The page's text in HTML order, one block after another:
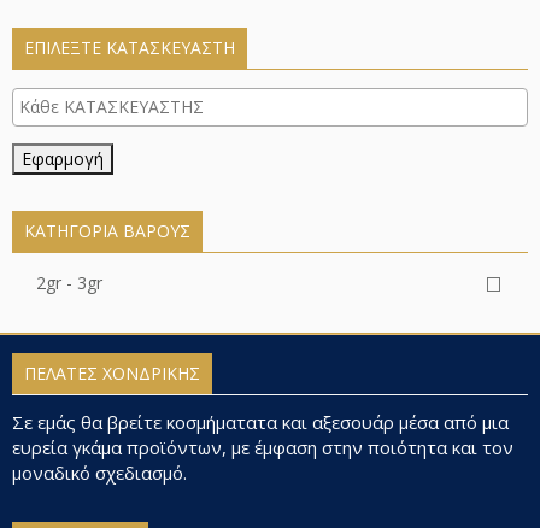
ΕΠΙΛΕΞΤΕ ΚΑΤΑΣΚΕΥΑΣΤΗ
Εφαρμογή
ΚΑΤΗΓΟΡΊΑ ΒΆΡΟΥΣ
2gr - 3gr
ΠΕΛΑΤΕΣ ΧΟΝΔΡΙΚΗΣ
Σε εμάς θα βρείτε κοσμήματατα και αξεσουάρ μέσα από μια
ευρεία γκάμα προϊόντων, με έμφαση στην ποιότητα και τον
μοναδικό σχεδιασμό.